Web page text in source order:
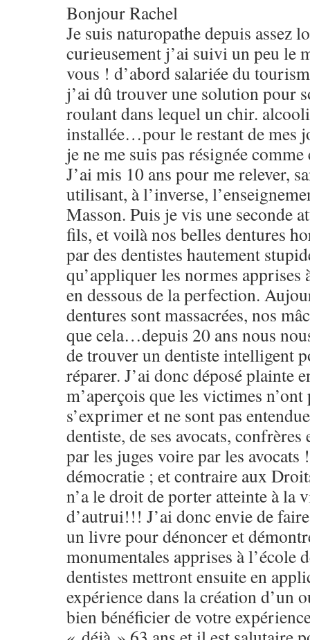
Bonjour Rachel
Je suis naturopathe depuis assez
curieusement j’ai suivi un peu le
vous ! d’abord salariée du
j’ai dû trouver une solution pour
roulant dans lequel un chir.
installée…pour le restant de mes
je ne me suis pas résignée
J’ai mis 10 ans pour me relever,
utilisant, à l’inverse,
Masson. Puis je vis une seconde
fils, et voilà nos belles dentures
par des dentistes hautement
qu’appliquer les normes apprises
en dessous de la perfection.
dentures sont massacrées, nos
que cela…depuis 20 ans nous
de trouver un dentiste intelligent
réparer. J’ai donc déposé plainte
m’aperçois que les victimes
s’exprimer et ne sont pas
dentiste, de ses avocats,
par les juges voire par les
démocratie ; et contraire aux
n’a le droit de porter atteinte à la
d’autrui!!! J’ai donc envie de
un livre pour dénoncer et
monumentales apprises à l’école
dentistes mettront ensuite en
expérience dans la création d’un
bien bénéficier de votre